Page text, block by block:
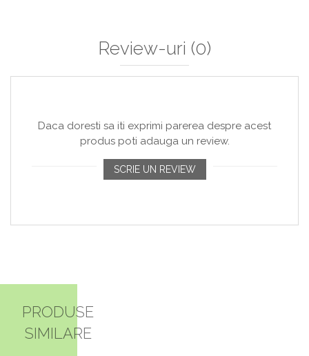
Review-uri (0)
Daca doresti sa iti exprimi parerea despre acest
produs poti adauga un review.
SCRIE UN REVIEW
PRODUSE
SIMILARE